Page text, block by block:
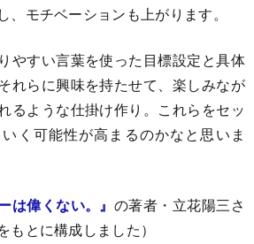
、モチベーションも上がります。
やすい言葉を使った目標設定と具体
れらに興味を持たせて、楽しみなが
るような仕掛け作り。これらをセッ
く可能性が高まるのかなと思いま
は偉くない。』 の著者・立花陽三さ
とに構成しました）